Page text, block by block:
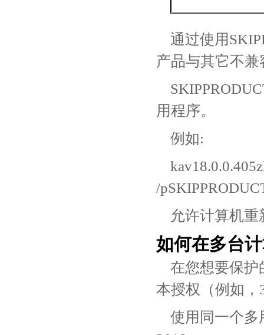
通过使用
产品与其它不
用程序。
例如:
/
允许计算机
如何在多台
在您想要保护
本授权（例如，
使用同一个多